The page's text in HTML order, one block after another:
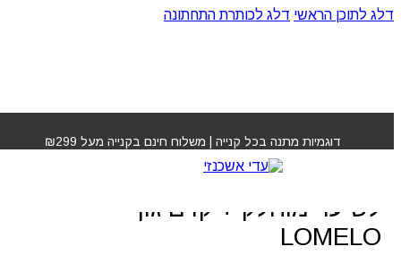
דלג לתוכן הראשי דלג לכותרת התחתונה
דוגמיות מתנה בכל קנייה | משלוח חינם בקנייה מעל ₪299קרם גוף LOMELO
מארז טיפוח פרימיום
לשיער מוחלק + קרם גוף
LOMELO